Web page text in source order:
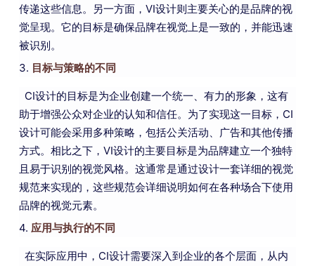
传递这些信息。另一方面，VI设计则主要关心的是品牌的视
觉呈现。它的目标是确保品牌在视觉上是一致的，并能迅速
被识别。
3. 目标与策略的不同
CI设计的目标是为企业创建一个统一、有力的形象，这有
助于增强公众对企业的认知和信任。为了实现这一目标，CI
设计可能会采用多种策略，包括公关活动、广告和其他传播
方式。相比之下，VI设计的主要目标是为品牌建立一个独特
且易于识别的视觉风格。这通常是通过设计一套详细的视觉
规范来实现的，这些规范会详细说明如何在各种场合下使用
品牌的视觉元素。
4. 应用与执行的不同
在实际应用中，CI设计需要深入到企业的各个层面，从内